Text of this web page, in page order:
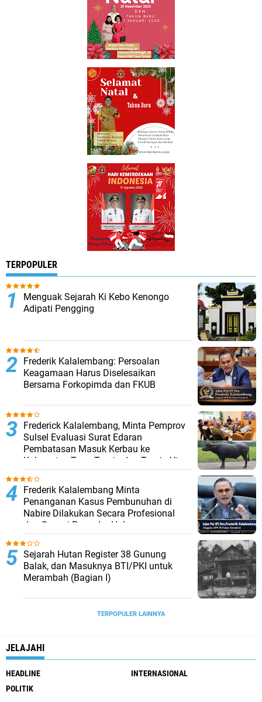
TERPOPULER
Menguak Sejarah Ki Kebo Kenongo
Adipati Pengging
Frederik Kalalembang: Persoalan
Keagamaan Harus Diselesaikan
Bersama Forkopimda dan FKUB
Frederick Kalalembang, Minta Pemprov
Sulsel Evaluasi Surat Edaran
Pembatasan Masuk Kerbau ke
Kabupaten Tana Toraja dan Toraja Utara
Frederik Kalalembang Minta
Penanganan Kasus Pembunuhan di
Nabire Dilakukan Secara Profesional
dan Sesuai Prosedur Hukum
Sejarah Hutan Register 38 Gunung
Balak, dan Masuknya BTI/PKI untuk
Merambah (Bagian I)
TERPOPULER LAINNYA
JELAJAHI
HEADLINE
INTERNASIONAL
POLITIK